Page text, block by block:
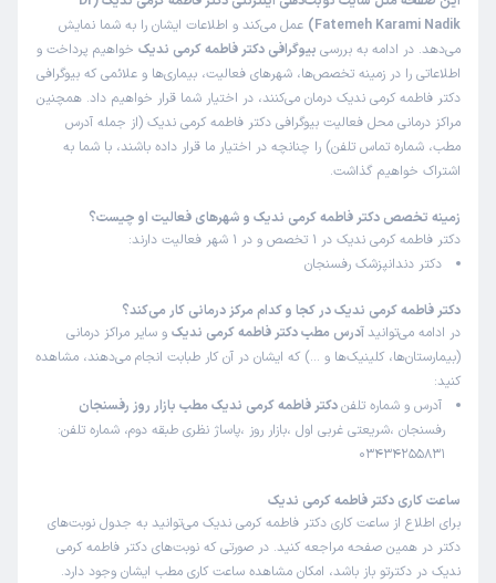
Fatemeh Karami Nadik)
عمل می‌کند و اطلاعات ایشان را به شما نمایش
می‌دهد. در ادامه به بررسی بیوگرافی دکتر فاطمه کرمی ندیک خواهیم پرداخت و
اطلاعاتی را در زمینه تخصص‌ها، شهرهای فعالیت، بیماری‌ها و علائمی که بیوگرافی
دکتر فاطمه کرمی ندیک درمان می‌کنند، در اختیار شما قرار خواهیم داد. همچنین
مراکز درمانی محل فعالیت بیوگرافی دکتر فاطمه کرمی ندیک (از جمله آدرس
مطب، شماره تماس تلفن) را چنانچه در اختیار ما قرار داده باشند، با شما به
اشتراک خواهیم گذاشت.
زمینه تخصص دکتر فاطمه کرمی ندیک و شهرهای فعالیت او چیست؟
دکتر فاطمه کرمی ندیک در 1 تخصص و در 1 شهر فعالیت دارند:
دکتر دندانپزشک رفسنجان
دکتر فاطمه کرمی ندیک در کجا و کدام مرکز درمانی کار می‌کند؟
در ادامه می‌توانید آدرس مطب دکتر فاطمه کرمی ندیک و سایر مراکز درمانی
(بیمارستان‌ها، کلینیک‌ها و …) که ایشان در آن کار طبابت انجام می‌دهند، مشاهده
کنید:
آدرس و شماره تلفندکتر فاطمه کرمی ندیک مطب بازار روز رفسنجان
رفسنجان ،شریعتی غربی اول ،بازار روز ،پاساژ نظری طبقه دوم، شماره تلفن:
03434255831
ساعت کاری دکتر فاطمه کرمی ندیک
برای اطلاع از ساعت کاری دکتر فاطمه کرمی ندیک می‌توانید به جدول نوبت‌های
دکتر در همین صفحه مراجعه کنید. در صورتی که نوبت‌های دکتر فاطمه کرمی
ندیک در دکترتو باز باشد، امکان مشاهده ساعت کاری مطب ایشان وجود دارد.